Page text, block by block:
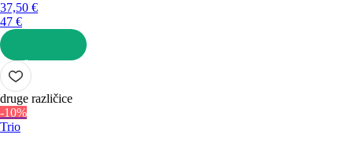
37,50 €
47 €
V KOŠARICO
druge različice
-10%
Trio